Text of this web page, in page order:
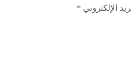
الإلكتروني *